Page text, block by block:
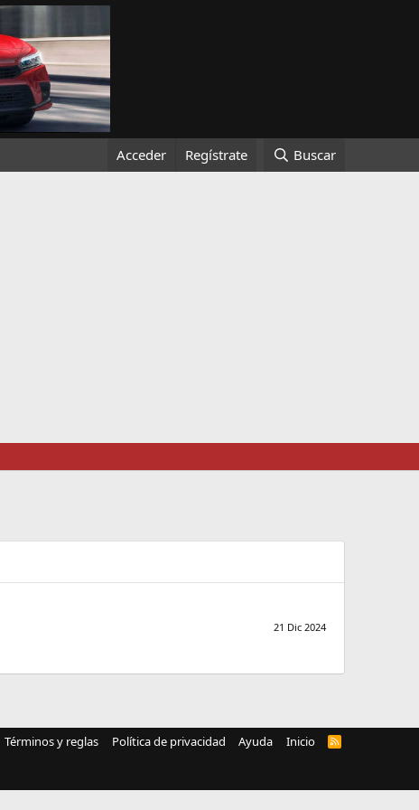
Acceder Regístrate Buscar
21 Dic 2024
Términos y reglas Política de privacidad Ayuda Inicio
R